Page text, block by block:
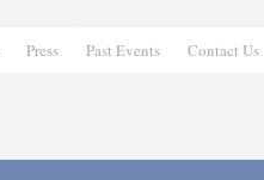
Press Past Events Contact Us